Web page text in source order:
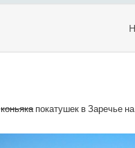
коньякапокатушек в Заречье